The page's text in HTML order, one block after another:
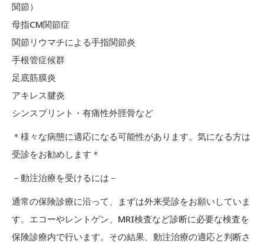
関節）
母指CM関節症
関節リウマチによる手指関節炎
手根管症候群
足底筋膜炎
アキレス腱炎
シンスプリント・有痛性外脛骨など
＊様々な病態に適応になる可能性があります。気になる方は
受診をお勧めします＊
－動注治療を受けるには－
通常の保険診療に沿って、まずは外来受診をお願いしていま
す。エコーやレントゲン、MRI検査など診断に必要な検査を
保険診療内で行います。その結果、動注治療の適応と判断さ